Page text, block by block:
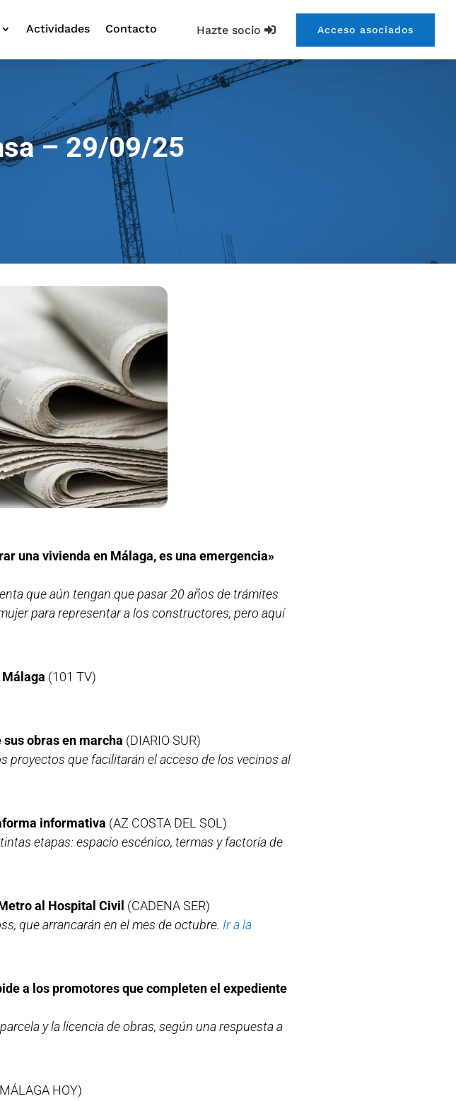
Hazte socio Acceso asociados
Actividades Contacto
– 29/09/25
una vivienda en Málaga, es una emergencia»
que aún tengan que pasar 20 años de trámites
para representar a los constructores, pero aquí
(101 TV)
obras en marcha (DIARIO SUR)
proyectos que facilitarán el acceso de los vecinos al
informativa (AZ COSTA DEL SOL)
etapas: espacio escénico, termas y factoría de
al Hospital Civil (CADENA SER)
que arrancarán en el mes de octubre. Ir a la
a los promotores que completen el expediente
y la licencia de obras, según una respuesta a
HOY)